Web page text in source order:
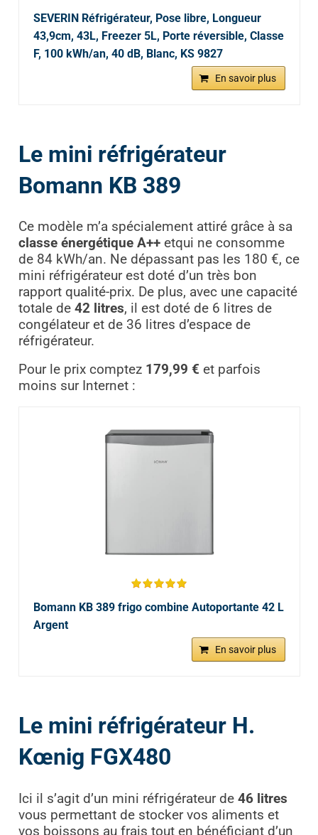
SEVERIN Réfrigérateur, Pose libre, Longueur
43,9cm, 43L, Freezer 5L, Porte réversible, Classe
F, 100 kWh/an, 40 dB, Blanc, KS 9827
En savoir plus
Le mini réfrigérateur
Bomann KB 389
Ce modèle m’a spécialement attiré grâce à sa
classe énergétique A++ etqui ne consomme
de 84 kWh/an. Ne dépassant pas les 180 €, ce
mini réfrigérateur est doté d’un très bon
rapport qualité-prix. De plus, avec une capacité
totale de 42 litres, il est doté de 6 litres de
congélateur et de 36 litres d’espace de
réfrigérateur.
Pour le prix comptez 179,99 € et parfois
moins sur Internet :
Bomann KB 389 frigo combine Autoportante 42 L
Argent
En savoir plus
Le mini réfrigérateur H.
Kœnig FGX480
Ici il s’agit d’un mini réfrigérateur de 46 litres
vous permettant de stocker vos aliments et
vos boissons au frais tout en bénéficiant d’un